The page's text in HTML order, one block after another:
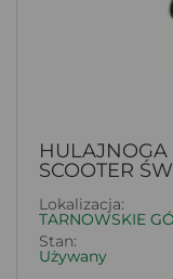
SCOOTER
Lokalizacja:
TARNOWSKIE
Stan:
Używany